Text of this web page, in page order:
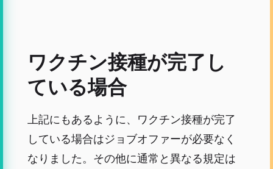
ワクチン接種が完了し
ている場合
上記にもあるように、ワクチン接種が完了
している場合はジョブオファーが必要なく
なりました。その他に通常と異なる規定は